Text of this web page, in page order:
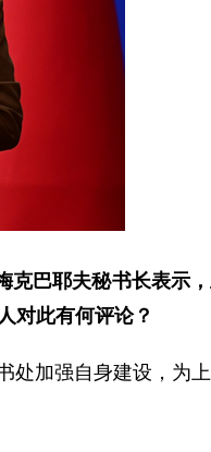
巴耶夫秘书长表示
对此有何评论？
处加强自身建设，为